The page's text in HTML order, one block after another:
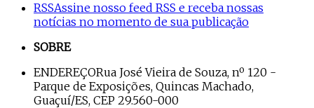
RSSAssine nosso feed RSS e receba nossas
notícias no momento de sua publicação
SOBRE
ENDEREÇORua José Vieira de Souza, nº 120 -
Parque de Exposições, Quincas Machado,
Guaçuí/ES, CEP 29.560-000